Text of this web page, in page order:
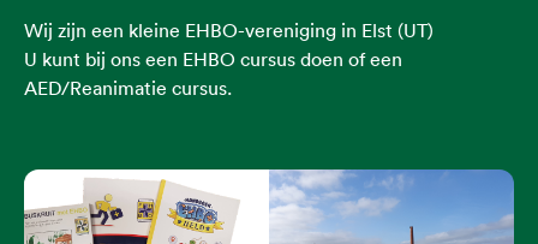
Wij zijn een kleine EHBO-vereniging in Elst (UT)
U kunt bij ons een EHBO cursus doen of een
AED/Reanimatie cursus.